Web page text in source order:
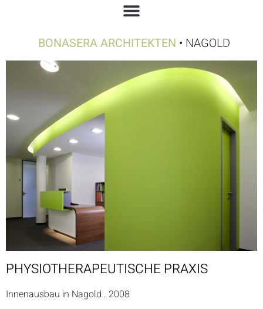
BONASERA ARCHITEKTEN • NAGOLD
PHYSIOTHERAPEUTISCHE PRAXIS
Innenausbau in Nagold . 2008